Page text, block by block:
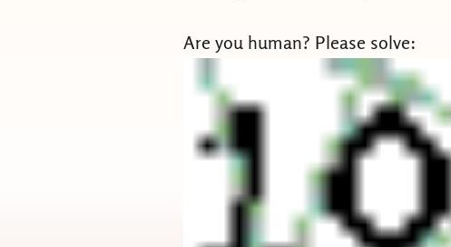
Are you human? Please solve: